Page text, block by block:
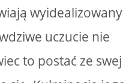
wyidealizowany
uczucie nie
to postać ze swej